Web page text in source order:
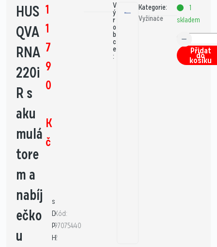
HUS
QVA
RNA
220i
R s
aku
mulá
tore
m a
nabíj
ečko
u
1
1
7
9
0
K
č
s
D
P
H
Kód:
97075440
2
V
ý
r
o
b
c
e
:
Kategorie:
Vyžínače
1
skladem
Přidat
do
košíku